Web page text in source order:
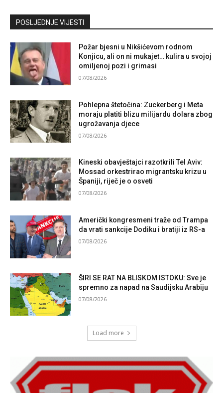
Kontaktirajte nas
POSLJEDNJE VIJESTI
Požar bjesni u Nikšićevom rodnom
Konjicu, ali on ni mukajet… kulira u svojoj
omiljenoj pozi i grimasi
07/08/2026
Pohlepna štetočina: Zuckerberg i Meta
moraju platiti blizu milijardu dolara zbog
ugrožavanja djece
07/08/2026
Kineski obavještajci razotkrili Tel Aviv:
Mossad orkestrirao migrantsku krizu u
Španiji, riječ je o osveti
07/08/2026
Američki kongresmeni traže od Trampa
da vrati sankcije Dodiku i bratiji iz RS-a
07/08/2026
ŠIRI SE RAT NA BLISKOM ISTOKU: Sve je
spremno za napad na Saudijsku Arabiju
07/08/2026
Load more